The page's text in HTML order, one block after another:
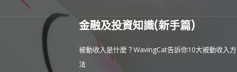
金融及投資知識(新手篇)
被動收入是什麼？WavingCat告訴你10大被動收入方
法